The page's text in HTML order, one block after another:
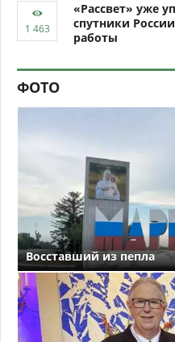
«Рассвет» уже
спутники
работы
ФОТО
Восставший из пепла